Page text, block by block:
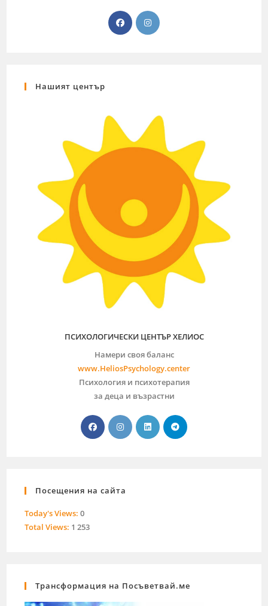
Нашият център
ПСИХОЛОГИЧЕСКИ ЦЕНТЪР ХЕЛИОС
Намери своя баланс
www.HeliosPsychology.center
Психология и психотерапия
за деца и възрастни
Посещения на сайта
Today's Views:0
Total Views: 1 253
Трансформация на Посъветвай.ме